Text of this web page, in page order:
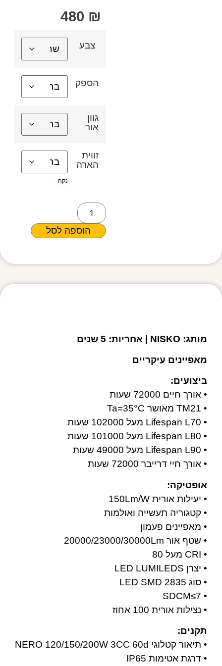
480 ₪
צבע
הספק
גוון
אור
זווית
הארה
נקה
הוספה לסל
מותג: NISKO | אחריות: 5 שנים
מאפיינים עיקריים
ביצועים:
• אורך חיים 72000 שעות
• TM21 מאושר Ta=35°C
• Lifespan L70 מעל 102000 שעות
• Lifespan L80 מעל 101000 שעות
• Lifespan L90 מעל 49000 שעות
• אורך חיי דרייבר 72000 שעות
אופטיקה:
• יעילות אורית 150Lm/W
• קטגוריה תעשייה ואולמות
• מאפיינים פעמון
• שטף אור 20000/23000/30000Lm
• CRI מעל 80
• יצרן LED LUMILEDS
• סוג LED SMD 2835
• SDCM≤7
• נצילות אורית 100 אחוז
תקנים:
• תיאור קטלוגי NERO 120/150/200W 3CC 60d
• דרגת אטימות IP65